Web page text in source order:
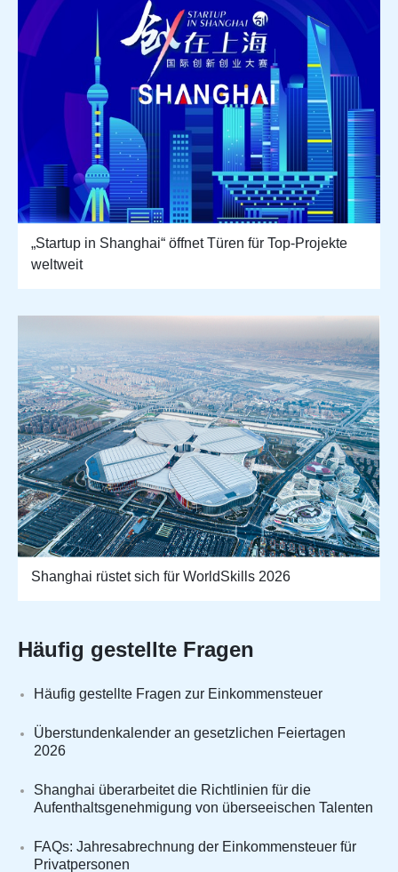
„Startup in Shanghai“ öffnet Türen für Top-Projekte
weltweit
Shanghai rüstet sich für WorldSkills 2026
Häufig gestellte Fragen
Häufig gestellte Fragen zur Einkommensteuer
Überstundenkalender an gesetzlichen Feiertagen
2026
Shanghai überarbeitet die Richtlinien für die
Aufenthaltsgenehmigung von überseeischen Talenten
FAQs: Jahresabrechnung der Einkommensteuer für
Privatpersonen